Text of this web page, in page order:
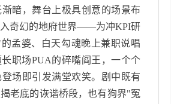
暗，舞台上极具创意的场景布
入奇幻的地府世界——为冲KPI研
的孟婆、白天勾魂晚上兼职说唱
职场PUA的碎嘴阎王，一个个
场即引发满堂欢笑。剧中既有
老底的诙谐桥段，也有狗界"冤